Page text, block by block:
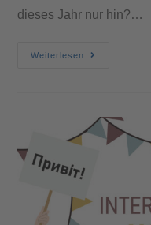
dieses Jahr nur hin?…
Weiterlesen